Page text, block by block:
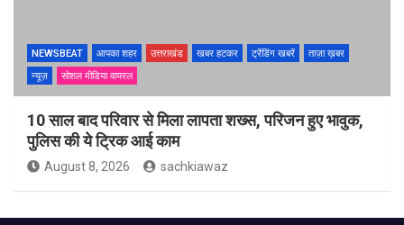
NEWSBEAT आपका शहर उत्तराखंड खबर हटकर ट्रेंडिंग खबरें
ताज़ा ख़बर
न्यूज़
सोशल मीडिया वायरल
10 साल बाद परिवार से मिला लापता शख्स, परिजन हुए भावुक,
पुलिस की ये ट्रिक आई काम
August 8, 2026 sachkiawaz